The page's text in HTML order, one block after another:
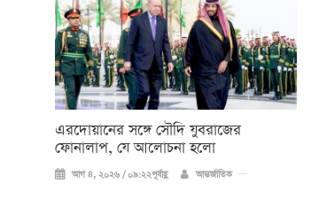
এরদোয়ানের সঙ্গে সৌদি যুবরাজের
ফোনালাপ, যে আলোচনা হলো
আগ ৪, ২০২৬ / ০৯:২২পূর্বাহ্ণ আন্তর্জাতিক